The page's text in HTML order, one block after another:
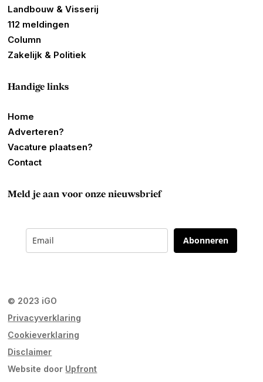
Landbouw & Visserij
112 meldingen
Column
Zakelijk & Politiek
Handige links
Home
Adverteren?
Vacature plaatsen?
Contact
Meld je aan voor onze nieuwsbrief
Abonneren
© 2023 iGO
Privacyverklaring
Cookieverklaring
Disclaimer
Website door Upfront